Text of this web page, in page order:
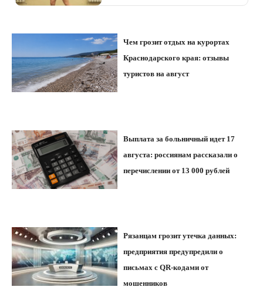
Чем грозит отдых на курортах
Краснодарского края: отзывы
туристов на август
Выплата за больничный идет 17
августа: россиянам рассказали о
перечислении от 13 000 рублей
Рязанцам грозит утечка данных:
предприятия предупредили о
письмах с QR-кодами от
мошенников